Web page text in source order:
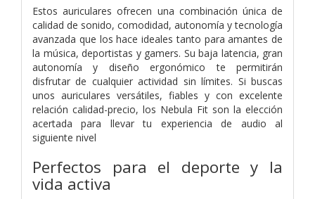
Estos auriculares ofrecen una combinación única de
calidad de sonido, comodidad, autonomía y tecnología
avanzada que los hace ideales tanto para amantes de
la música, deportistas y gamers. Su baja latencia, gran
autonomía y diseño ergonómico te permitirán
disfrutar de cualquier actividad sin límites. Si buscas
unos auriculares versátiles, fiables y con excelente
relación calidad-precio, los Nebula Fit son la elección
acertada para llevar tu experiencia de audio al
siguiente nivel
Perfectos para el deporte y la
vida activa